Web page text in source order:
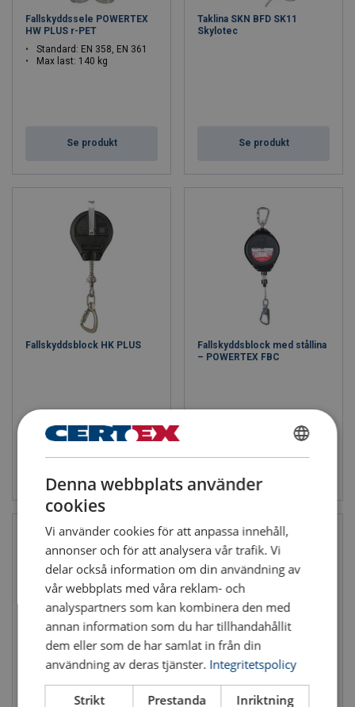
Fallskyddssele POWERTEX
HW PLUS r-PET
Standard: EN 358, EN 361
Max last: 140 kg
Se produkt
Taklina SKN BFD SK11
Skylotec
Se produkt
Fallskyddsblock HK PLUS
Fallskyddsblock med stållina
– POWERTEX FBC
Stållina Veropower 8
Antal kardeler: 8
Stållina Veropro 8
Antal kardeler: 8
SWEDISH
ENGLISH TRANSLATION
Denna webbplats använder
cookies
Vi använder cookies för att anpassa innehåll,
annonser och för att analysera vår trafik. Vi
delar också information om din användning av
vår webbplats med våra reklam- och
analyspartners som kan kombinera den med
annan information som du har tillhandahållit
dem eller som de har samlat in från din
användning av deras tjänster. Integritetspolicy
Strikt
Prestanda Inriktning